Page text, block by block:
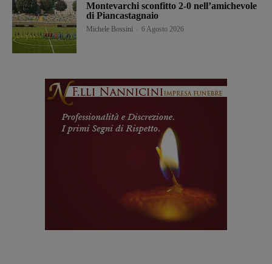
Montevarchi sconfitto 2-0 nell’amichevole
di Piancastagnaio
Michele Bossini 6 Agosto 2026